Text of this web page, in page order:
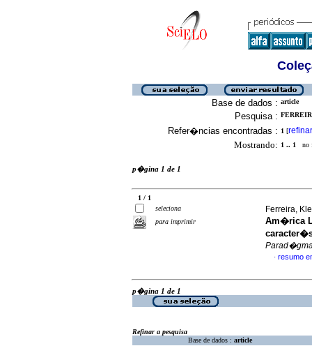
Base de dados : article
Pesquisa :
Refer�ncias encontradas : 1 [refinar
Mostrando: 1 .. 1 no
p�gina 1 de 1
1 / 1
seleciona
para imprimir
Ferreira,
Am�rica
· resumo
p�gina 1 de 1
Refinar a pesquisa
Base de dados : article